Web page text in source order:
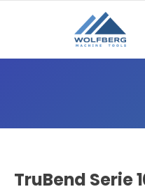
TruBend Serie